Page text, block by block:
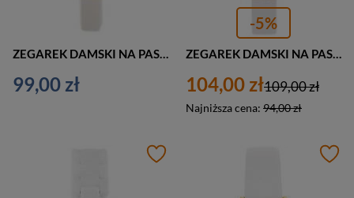
99,00 zł
-5%
104,00 zł
Najniższa cena: 94,00 zł
109,00 zł